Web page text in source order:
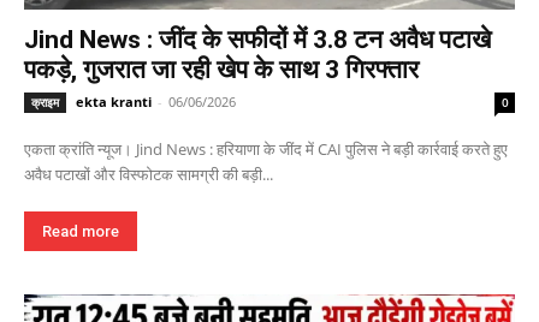
Jind News : जींद के सफीदों में 3.8 टन अवैध पटाखे
पकड़े, गुजरात जा रही खेप के साथ 3 गिरफ्तार
क्राइम ekta kranti - 06/06/2026 0
एकता क्रांति न्यूज। Jind News : हरियाणा के जींद में CAI पुलिस ने बड़ी कार्रवाई करते हुए
अवैध पटाखों और विस्फोटक सामग्री की बड़ी...
Read more